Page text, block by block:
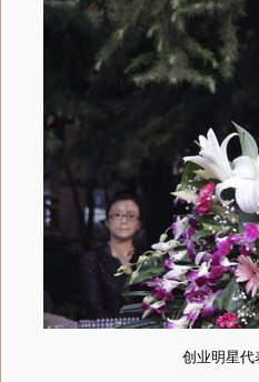
创业明星代表李江